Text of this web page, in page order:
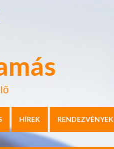
HÍREK RENDEZVÉNYEK